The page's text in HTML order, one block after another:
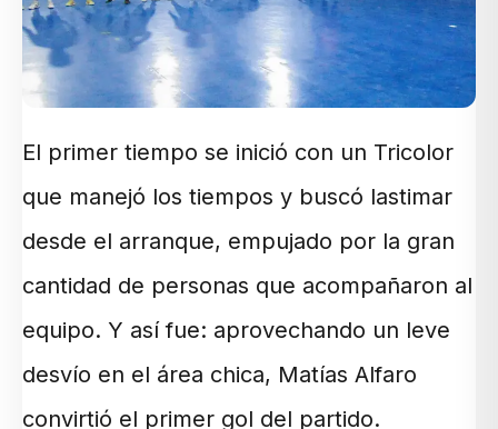
El primer tiempo se inició con un Tricolor
que manejó los tiempos y buscó lastimar
desde el arranque, empujado por la gran
cantidad de personas que acompañaron al
equipo. Y así fue: aprovechando un leve
desvío en el área chica, Matías Alfaro
convirtió el primer gol del partido.